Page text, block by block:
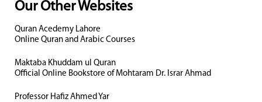
Our Other Websites
Quran Acedemy Lahore
Online Quran and Arabic Courses
Maktaba Khuddam ul Quran
Official Online Bookstore of Mohtaram Dr. Israr Ahmad
Professor Hafiz Ahmed Yar